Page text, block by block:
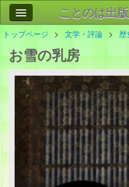
ことのは出版
作品
お問い合
トップページ 文学・評論 歴
お雪の乳房